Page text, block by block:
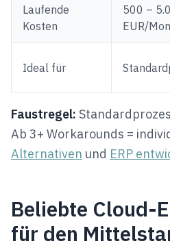
Laufende
Kosten
500 –
EUR/
Ideal für
Faustregel:
Ab 3+ Workarounds =
Alternativen und ERP
Beliebte Cloud-
für den